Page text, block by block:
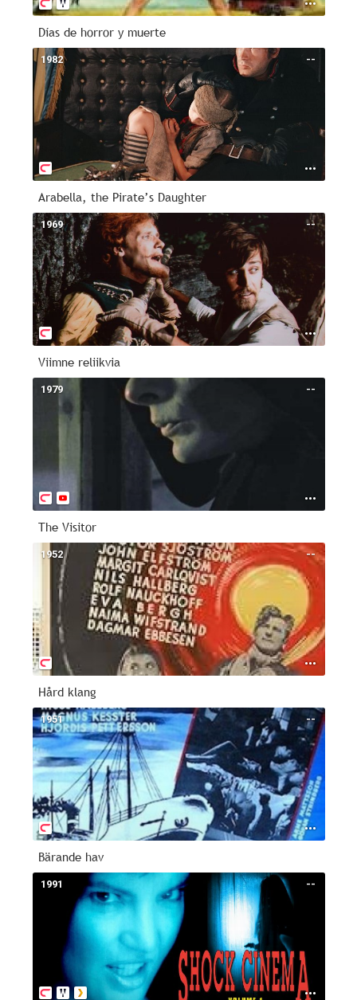
Días de horror y muerte
--
1982
Arabella, the Pirate’s Daughter
--
1969
Viimne reliikvia
--
1979
The Visitor
--
1952
Hård klang
--
1951
Bärande hav
--
1991